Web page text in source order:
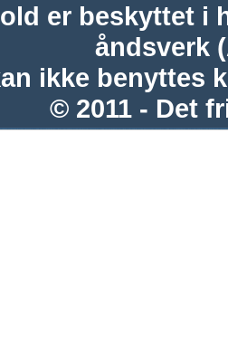
er beskyttet i
åndsverk
ikke benyttes
© 2011 - Det